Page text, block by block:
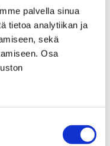
palvella sinua
tietoa analytiikan ja
sekä
Osa
info